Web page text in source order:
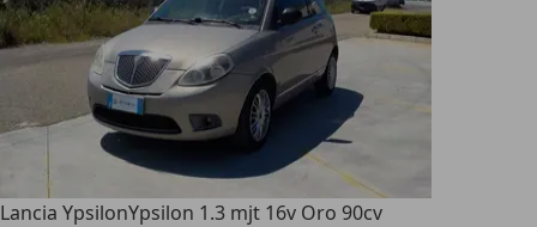
Lancia YpsilonYpsilon 1.3 mjt 16v Oro 90cv